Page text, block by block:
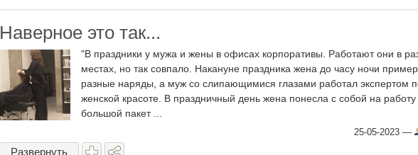
Наверное это так...
"В праздники у мужа и жены в офисах корпоративы. Работают они в
местах, но так совпало. Накануне праздника жена до часу ночи
разные наряды, а муж со слипающимися глазами работал экспертом
женской красоте. В праздничный день жена понесла с собой на работу
большой пакет ...
25-05-2023 —
Развернуть